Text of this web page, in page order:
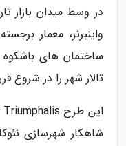
در وسط میدان بازار
واینبرنر، معمار
ساختمان های باشکوه
تالار شهر را در شروع
شاهکار شهرسازی